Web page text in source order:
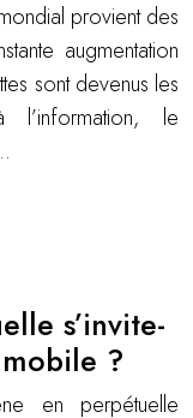
provient des
augmentation
sont devenus les
le
s’invite-
?
en perpétuelle